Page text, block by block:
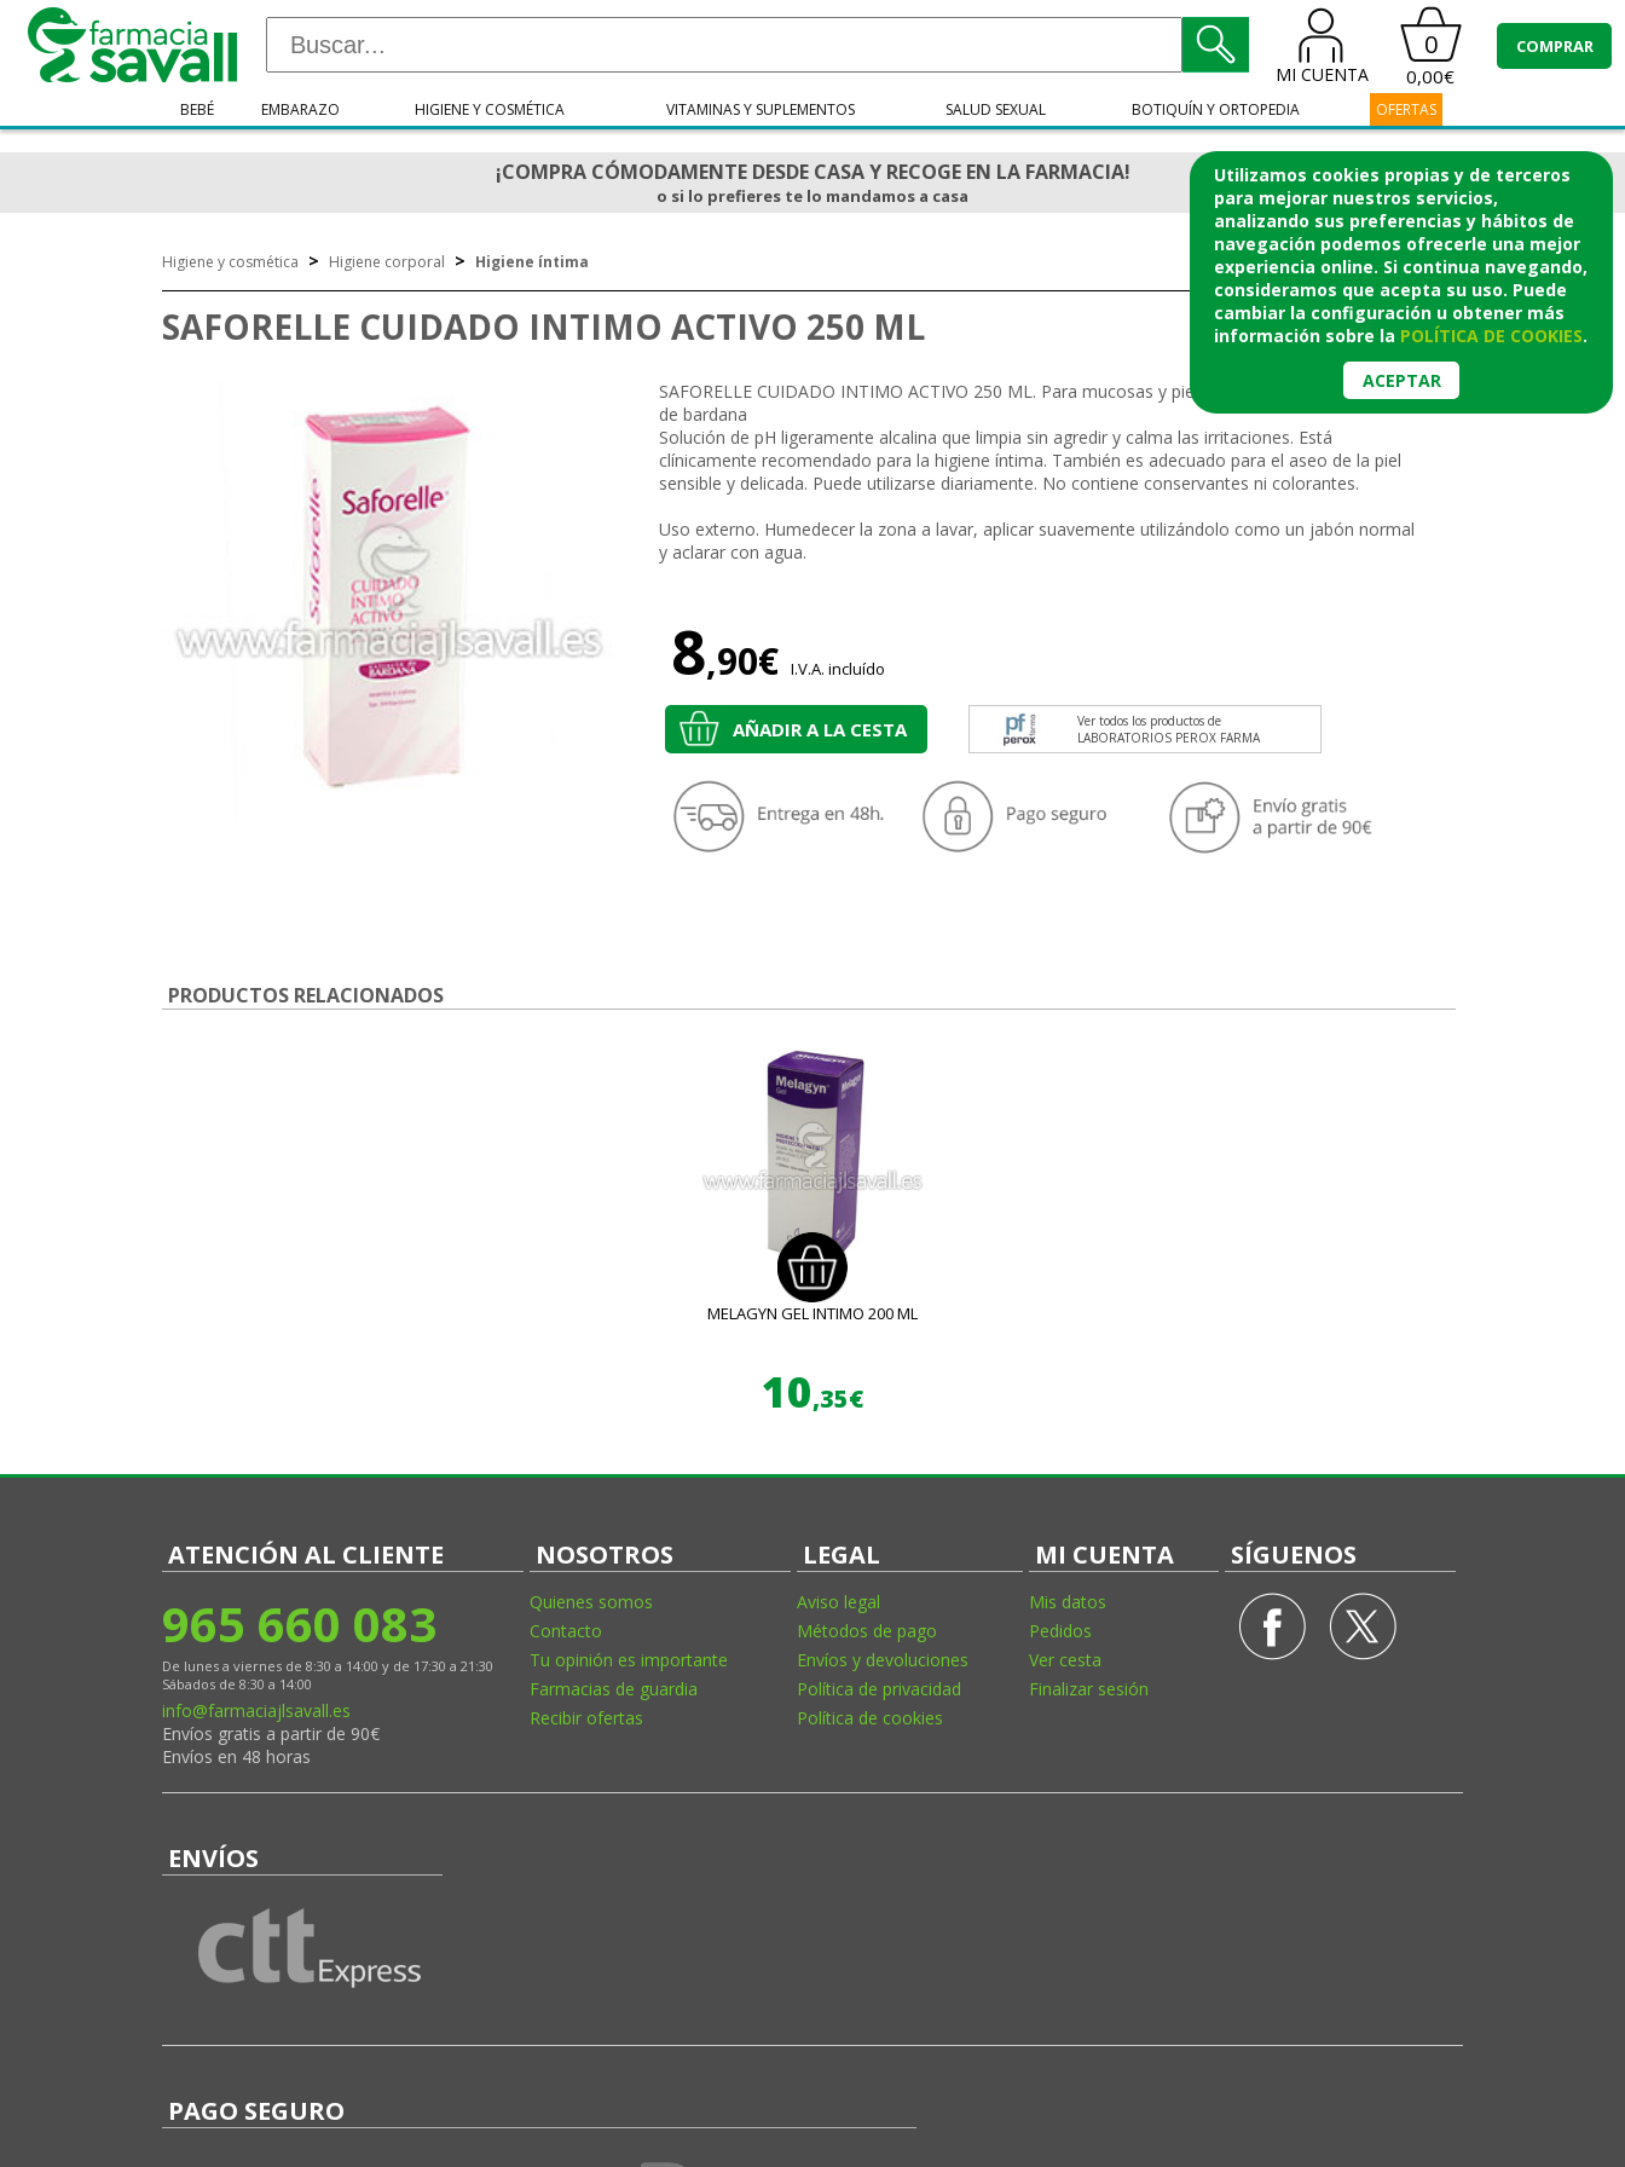
Utilizamos cookies propias y de terceros
para mejorar nuestros servicios,
analizando sus preferencias y hábitos de
navegación podemos ofrecerle una mejor
experiencia online. Si continua navegando,
consideramos que acepta su uso. Puede
cambiar la configuración u obtener más
información sobre la POLÍTICA DE COOKIES.
ACEPTAR
MI CUENTA
0
0,00€
COMPRAR
BEBÉ EMBARAZO HIGIENE Y COSMÉTICA VITAMINAS Y SUPLEMENTOS SALUD SEXUAL BOTIQUÍN Y ORTOPEDIA OFERTAS
¡COMPRA CÓMODAMENTE DESDE CASA Y RECOGE EN LA FARMACIA!
o si lo prefieres te lo mandamos a casa
Higiene y cosmética > Higiene corporal > Higiene íntima
SAFORELLE CUIDADO INTIMO ACTIVO 250 ML
SAFORELLE CUIDADO INTIMO ACTIVO 250 ML. Para mucosas y pieles sensibles. Con extracto
de bardana
Solución de pH ligeramente alcalina que limpia sin agredir y calma las irritaciones. Está
clínicamente recomendado para la higiene íntima. También es adecuado para el aseo de la piel
sensible y delicada. Puede utilizarse diariamente. No contiene conservantes ni colorantes.
Uso externo. Humedecer la zona a lavar, aplicar suavemente utilizándolo como un jabón normal
y aclarar con agua.
8,90€ I.V.A. incluído
AÑADIR A LA CESTA
Ver todos los productos de
LABORATORIOS PEROX FARMA
PRODUCTOS RELACIONADOS
MELAGYN GEL INTIMO 200 ML
10,35€
ATENCIÓN AL CLIENTE
965 660 083
De lunes a viernes de 8:30 a 14:00 y de 17:30 a 21:30
Sábados de 8:30 a 14:00
info@farmaciajlsavall.es
Envíos gratis a partir de 90€
Envíos en 48 horas
NOSOTROS
Quienes somos
Contacto
Tu opinión es importante
Farmacias de guardia
Recibir ofertas
LEGAL
Aviso legal
Métodos de pago
Envíos y devoluciones
Política de privacidad
Política de cookies
MI CUENTA
Mis datos
Pedidos
Ver cesta
Finalizar sesión
SÍGUENOS
ENVÍOS
PAGO SEGURO